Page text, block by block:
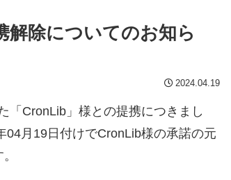
解除についてのお知ら
2024.04.19
「CronLib」様との提携につきまし
月19日付けでCronLib様の承諾の元